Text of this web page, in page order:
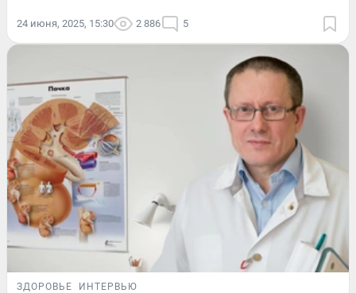
24 июня, 2025, 15:30 2 886 5
ЗДОРОВЬЕ ИНТЕРВЬЮ